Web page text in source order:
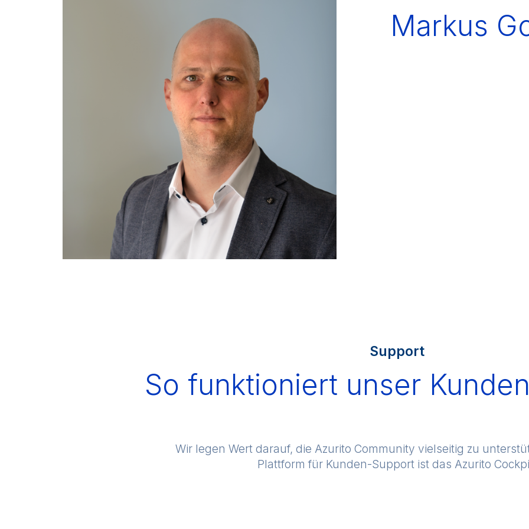
Markus
Support
So funktioniert unser
Wir legen Wert darauf, die Azurito Community vielseitig zu
Plattform für Kunden-Support ist das Azurito